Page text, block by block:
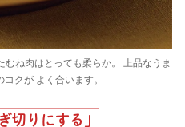
ね肉はとっても柔らか。 上品なうま
クが よく合います。
切りにする」